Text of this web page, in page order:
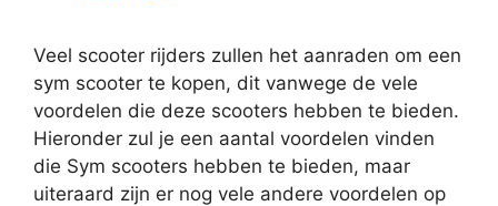
Veel scooter rijders zullen het aanraden om een
sym scooter te kopen, dit vanwege de vele
voordelen die deze scooters hebben te bieden.
Hieronder zul je een aantal voordelen vinden
die Sym scooters hebben te bieden, maar
uiteraard zijn er nog vele andere voordelen op